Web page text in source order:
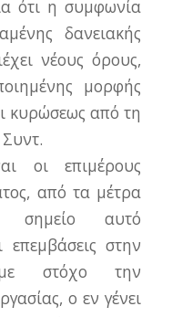
ότι η συμφωνία
δανειακής
νέους όρους,
μορφής
κυρώσεως από τη
οι επιμέρους
από τα μέτρα
σημείο αυτό
επεμβάσεις στην
με στόχο την
ο εν γένει